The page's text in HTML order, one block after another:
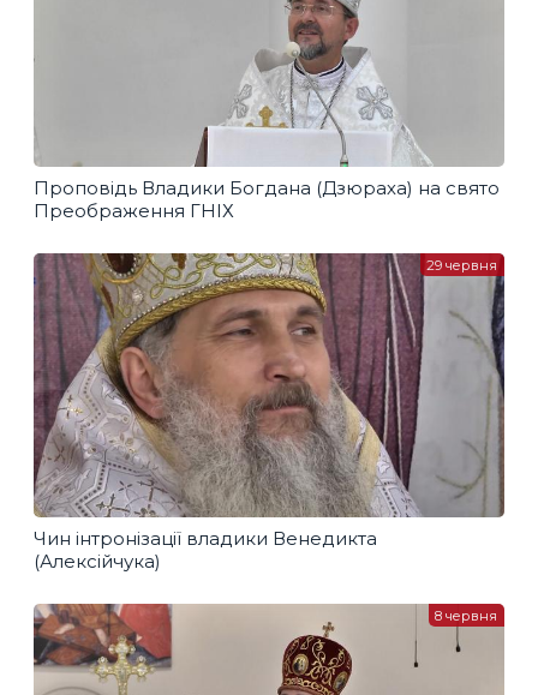
Проповідь Владики Богдана (Дзюраха) на свято
Преображення ГНІХ
Чин інтронізації владики Венедикта
(Алексійчука)
29 червня
8 червня